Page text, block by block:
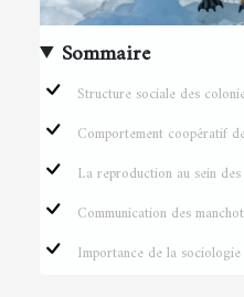
Sommaire
Structure sociale des
Comportement coopératif
La reproduction au sein
Communication des
Importance de la